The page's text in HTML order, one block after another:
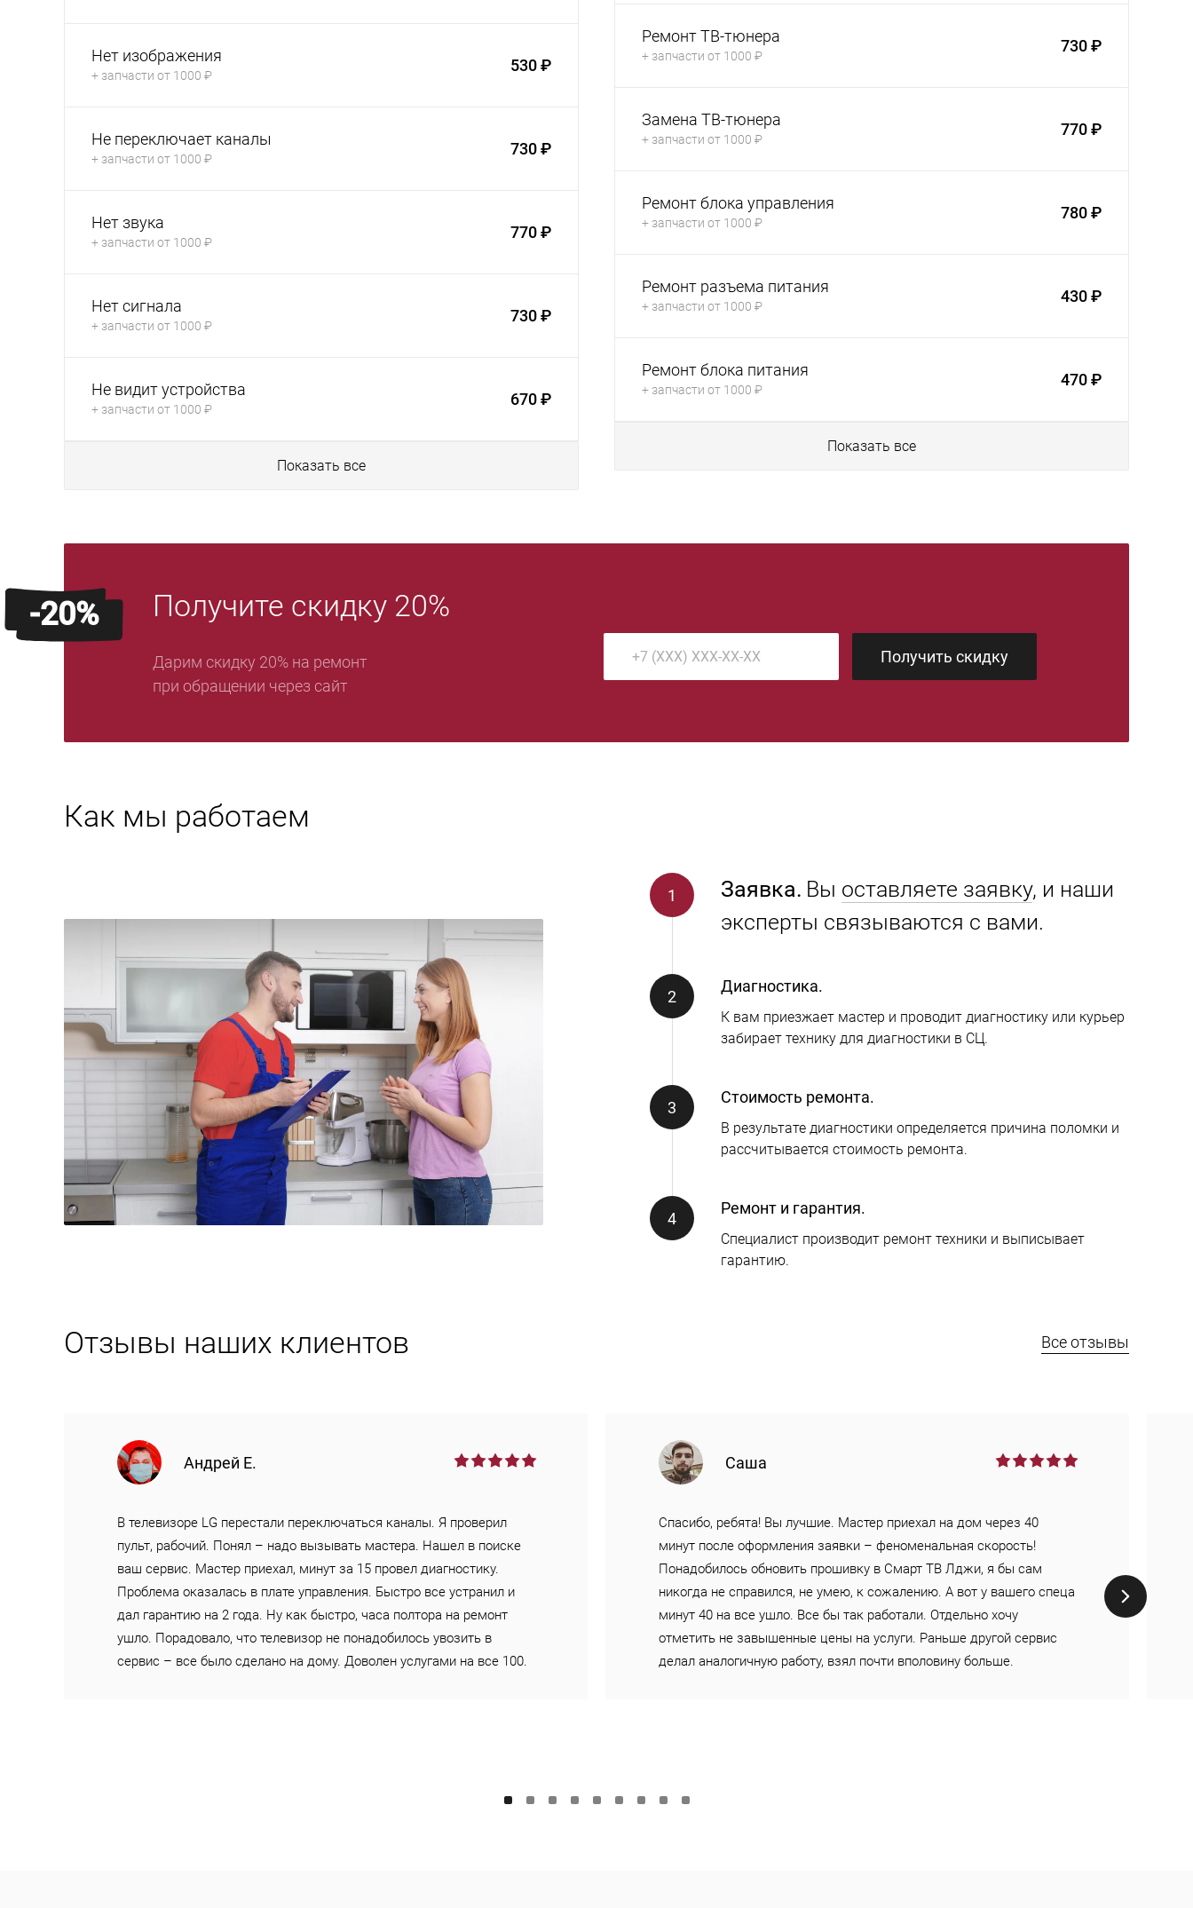
Нет изображения
+ запчасти от 1000 ₽
530 ₽
Не переключает каналы
+ запчасти от 1000 ₽
730 ₽
Нет звука
+ запчасти от 1000 ₽
770 ₽
Нет сигнала
+ запчасти от 1000 ₽
730 ₽
Не видит устройства
+ запчасти от 1000 ₽
670 ₽
Показать все
Ремонт ТВ-тюнера
+ запчасти от 1000 ₽
730 ₽
Замена ТВ-тюнера
+ запчасти от 1000 ₽
770 ₽
Ремонт блока управления
+ запчасти от 1000 ₽
780 ₽
Ремонт разъема питания
+ запчасти от 1000 ₽
430 ₽
Ремонт блока питания
+ запчасти от 1000 ₽
470 ₽
Показать все
-20% Получите скидку 20%
Дарим скидку 20% на ремонт
при обращении через сайт
Получить скидку
Как мы работаем
Заявка. Вы оставляете заявку, и наши
эксперты связываются с вами.
Диагностика.
К вам приезжает мастер и проводит диагностику или курьер
забирает технику для диагностики в СЦ.
Стоимость ремонта.
В результате диагностики определяется причина поломки и
рассчитывается стоимость ремонта.
Ремонт и гарантия.
Специалист производит ремонт техники и выписывает
гарантию.
Отзывы наших клиентов Все отзывы
Андрей Е.
В телевизоре LG перестали переключаться каналы. Я проверил
пульт, рабочий. Понял – надо вызывать мастера. Нашел в поиске
ваш сервис. Мастер приехал, минут за 15 провел диагностику.
Проблема оказалась в плате управления. Быстро все устранил и
дал гарантию на 2 года. Ну как быстро, часа полтора на ремонт
ушло. Порадовало, что телевизор не понадобилось увозить в
сервис – все было сделано на дому. Доволен услугами на все 100.
Саша
Спасибо, ребята! Вы лучшие. Мастер приехал на дом через 40
минут после оформления заявки – феноменальная скорость!
Понадобилось обновить прошивку в Смарт ТВ Лджи, я бы сам
никогда не справился, не умею, к сожалению. А вот у вашего спеца
минут 40 на все ушло. Все бы так работали. Отдельно хочу
отметить не завышенные цены на услуги. Раньше другой сервис
делал аналогичную работу, взял почти вполовину больше.